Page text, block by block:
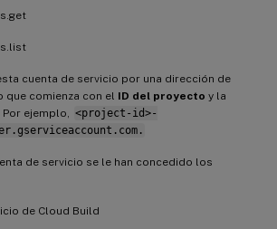
cuenta de servicio por una dirección de
comienza con el ID del proyecto y la
. Por ejemplo,
<project-id>-
de servicio se le han concedido los
de Cloud Build